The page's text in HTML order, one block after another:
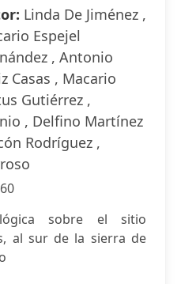
Linda De Jiménez ,
Espejel
, Antonio
Casas , Macario
Gutiérrez ,
, Delfino Martínez
Rodríguez ,
sobre el sitio
al sur de la sierra de